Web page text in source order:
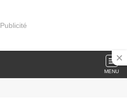
Publicité
MENU